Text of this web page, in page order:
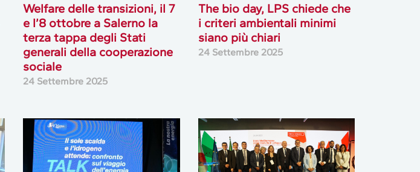
Welfare delle transizioni, il 7
e l’8 ottobre a Salerno la
terza tappa degli Stati
generali della cooperazione
sociale
24 Settembre 2025
The bio day, LPS chiede che
i criteri ambientali minimi
siano più chiari
24 Settembre 2025